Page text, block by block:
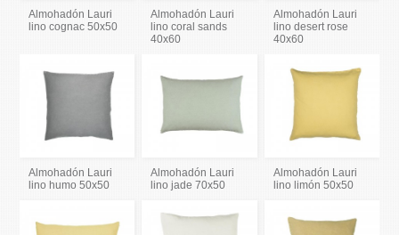
Almohadón Lauri
lino cognac 50x50
Almohadón Lauri
lino coral sands
40x60
Almohadón Lauri
lino desert rose
40x60
Almohadón Lauri
lino humo 50x50
Almohadón Lauri
lino jade 70x50
Almohadón Lauri
lino limón 50x50